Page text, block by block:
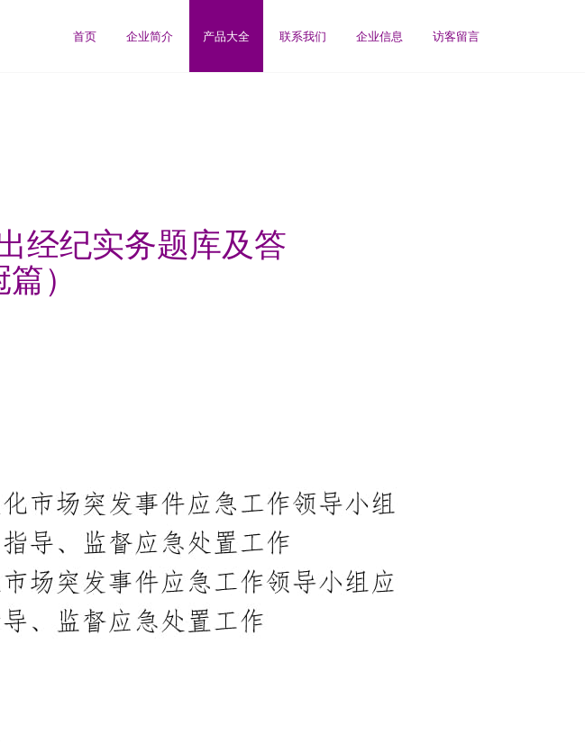
首页 企业简介 产品大全 联系我们 企业信息 访客留言
经纪实务题库及答
）